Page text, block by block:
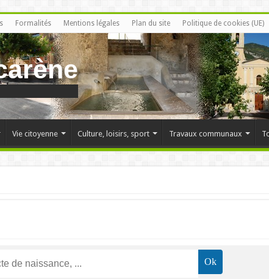
Formalités Mentions légales Plan du site Politique de cookies (UE)
Vie citoyenne Culture, loisirs, sport Travaux communaux